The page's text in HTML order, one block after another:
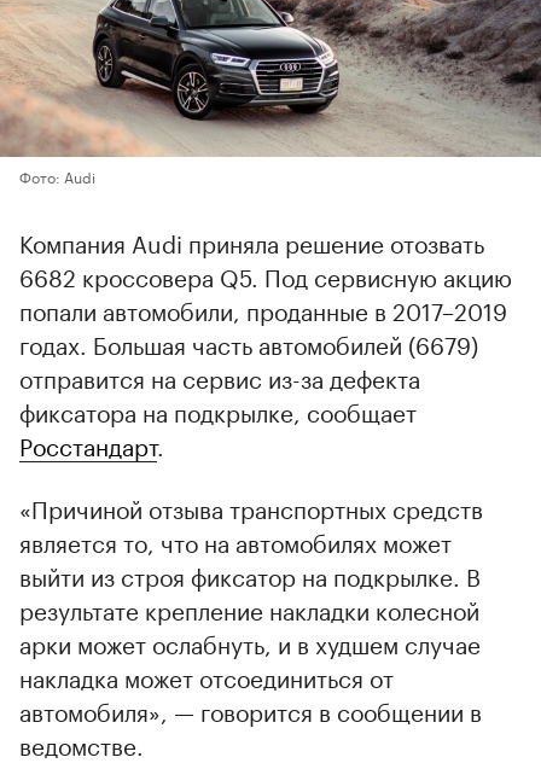
Фото: Audi
Компания Audi приняла решение отозвать
6682 кроссовера Q5. Под сервисную акцию
попали автомобили, проданные в 2017–2019
годах. Большая часть автомобилей (6679)
отправится на сервис из-за дефекта
фиксатора на подкрылке, сообщает
Росстандарт.
«Причиной отзыва транспортных средств
является то, что на автомобилях может
выйти из строя фиксатор на подкрылке. В
результате крепление накладки колесной
арки может ослабнуть, и в худшем случае
накладка может отсоединиться от
автомобиля», — говорится в сообщении в
ведомстве.